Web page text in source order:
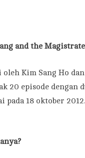
and the
Kim Sang Ho dan
20 episode dengan
pada 18 oktober